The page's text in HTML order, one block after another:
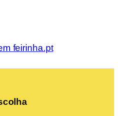
feirinha.pt